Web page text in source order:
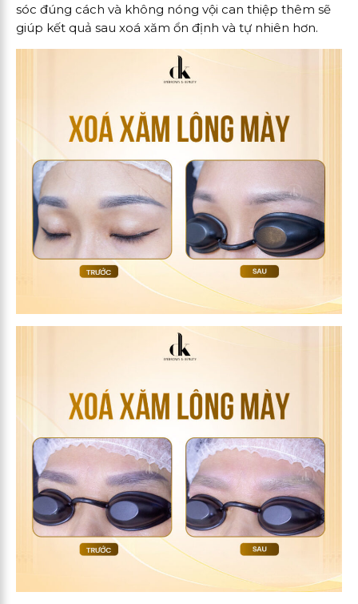
sóc đúng cách và không nóng vội can thiệp thêm sẽ
giúp kết quả sau xoá xăm ổn định và tự nhiên hơn.